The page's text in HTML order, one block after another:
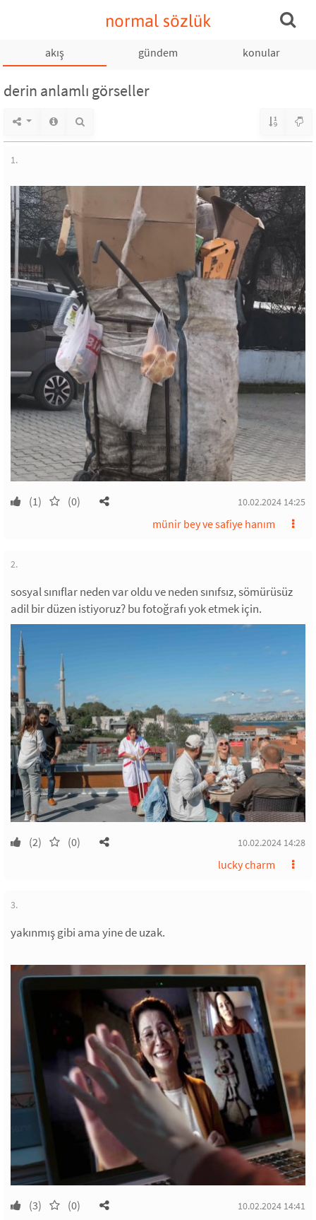
normal sözlük
akış gündem konular
derin anlamlı görseller
1.
(1) (0) 10.02.2024 14:25
münir bey ve safiye hanım
2.
sosyal sınıflar neden var oldu ve neden sınıfsız, sömürüsüz
adil bir düzen istiyoruz? bu fotoğrafı yok etmek için.
(2) (0) 10.02.2024 14:28
lucky charm
3.
yakınmış gibi ama yine de uzak.
(3) (0) 10.02.2024 14:41